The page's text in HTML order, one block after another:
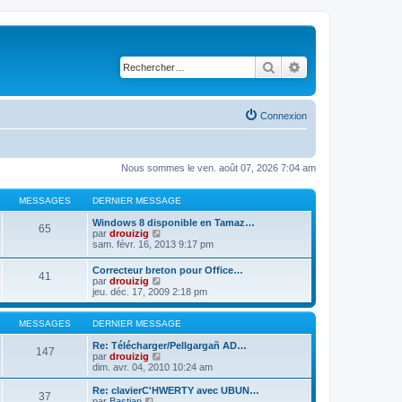
Rechercher
Connexion
Nous sommes le ven. août 07, 2026 7:04 am
MESSAGES DERNIER MESSAGE
65
Windows 8 disponible en Tamaz…
par drouizig
o
u
l
t
e
r
l
d
e
r
n
i
sam. févr. 16, 2013 9:17 pm
41
Correcteur breton pour Office…
par drouizig
o
n
s
u
l
t
r
l
e
jeu. déc. 17, 2009 2:18 pm
MESSAGES DERNIER MESSAGE
147
Re: Télécharger/Pellgargañ AD…
par drouizig
o
n
s
dim. avr. 04, 2010 10:24 am
37
Re: clavierC'HWERTY avec UBUN…